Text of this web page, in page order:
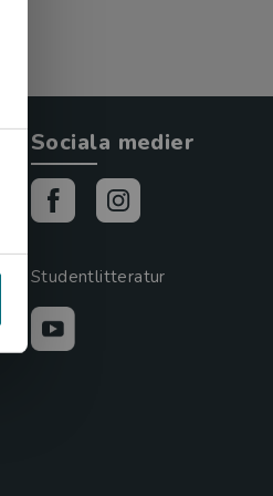
Sociala medier
Studentlitteratur